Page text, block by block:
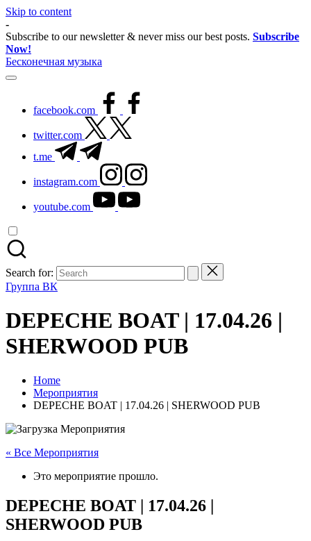
Skip to content
-
Subscribe to our newsletter & never miss our best posts. Subscribe
Now!
Бесконечная музыка
facebook.com
twitter.com
t.me
instagram.com
youtube.com
Search for:
Группа ВК
DEPECHE BOAT | 17.04.26 |
SHERWOOD PUB
Home
Мероприятия
DEPECHE BOAT | 17.04.26 | SHERWOOD PUB
« Все Мероприятия
Это мероприятие прошло.
DEPECHE BOAT | 17.04.26 |
SHERWOOD PUB